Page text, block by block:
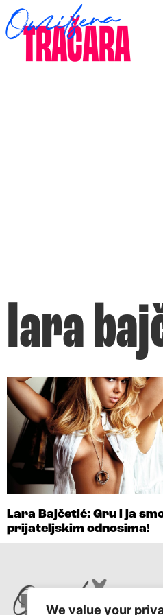
We value your
lara
Lara Bajčetić: Gru i ja
prijateljskim odnosima!